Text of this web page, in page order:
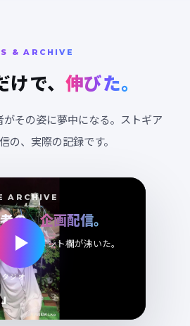
& ARCHIVE
けで、伸びた。
その姿に夢中になる。ストギア
の、実際の記録です。
ARCHIVE
の、企画配信。
び、コメント欄が沸いた。
ジオ